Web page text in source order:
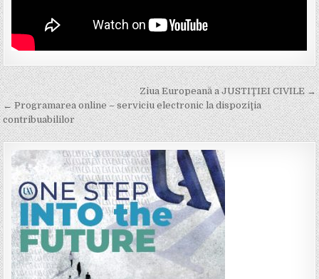
Post
navigation
Ziua Europeană a JUSTIŢIEI CIVILE →
← Programarea online – serviciu electronic la dispoziţia
contribuabililor